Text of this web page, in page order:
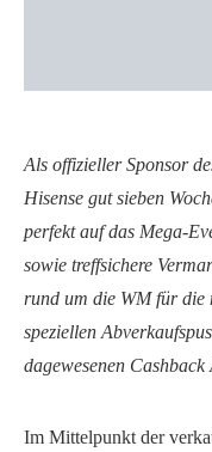
Als offizieller Sponsor
Hisense gut sieben
perfekt auf das Mega-
sowie treffsichere
rund um die WM für die
speziellen
dagewesenen Cashback
Im Mittelpunkt der